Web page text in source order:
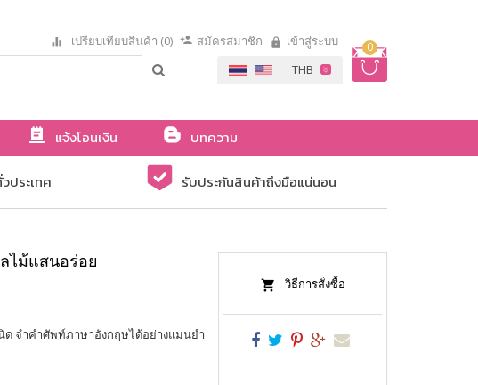
0
เปรียบเทียบสินค้า (0) สมัครสมาชิก เข้าสู่ระบบ
แจ้งโอนเงิน
บทความ
ประเทศ รับประกันสินค้าถึงมือแน่นอน
ไม้แสนอร่อย
ด จำคำศัพท์ภาษาอังกฤษได้อย่างแม่นยำ
วิธีการสั่งซื้อ